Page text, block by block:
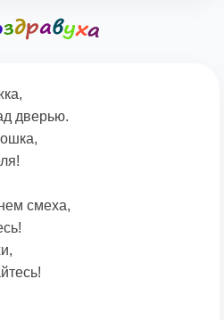
дверью.
смеха,